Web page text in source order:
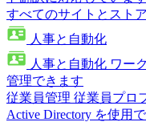
すべてのサイトとスト
人事と自動化
人事と自動化 ワー
管理できます
従業員管理 従業員プロ
Active Directory を使用